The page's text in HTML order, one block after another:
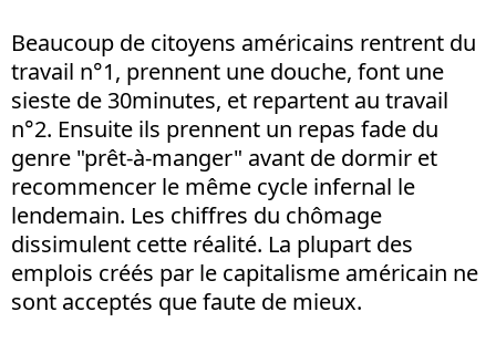
Beaucoup de citoyens américains rentrent du
travail n°1, prennent une douche, font une
sieste de 30minutes, et repartent au travail
n°2. Ensuite ils prennent un repas fade du
genre "prêt-à-manger" avant de dormir et
recommencer le même cycle infernal le
lendemain. Les chiffres du chômage
dissimulent cette réalité. La plupart des
emplois créés par le capitalisme américain ne
sont acceptés que faute de mieux.